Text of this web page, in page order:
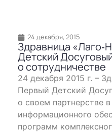
24 декабря, 2015
Здравница
Детский
о сотрудничестве
24 декабря 2015 г. –
Первый Детский
о своем партнерстве
информационного
программ